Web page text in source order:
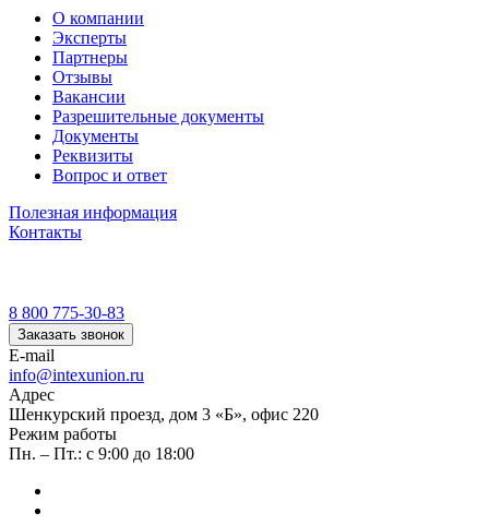
О компании
Эксперты
Партнеры
Отзывы
Вакансии
Разрешительные документы
Документы
Реквизиты
Вопрос и ответ
Полезная информация
Контакты
8 800 775-30-83
Заказать звонок
E-mail
info@intexunion.ru
Адрес
Шенкурский проезд, дом 3 «Б», офис 220
Режим работы
Пн. – Пт.: с 9:00 до 18:00